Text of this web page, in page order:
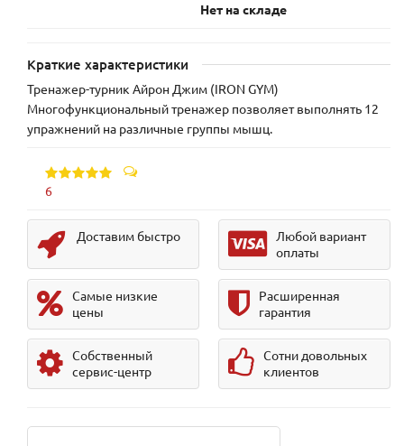
Нет на складе
Краткие характеристики
Тренажер-турник Айрон Джим (IRON GYM)
Многофункциональный тренажер позволяет выполнять 12
упражнений на различные группы мышц.
6
Доставим быстро
Любой вариант
оплаты
Самые низкие
цены
Расширенная
гарантия
Собственный
сервис-центр
Сотни довольных
клиентов